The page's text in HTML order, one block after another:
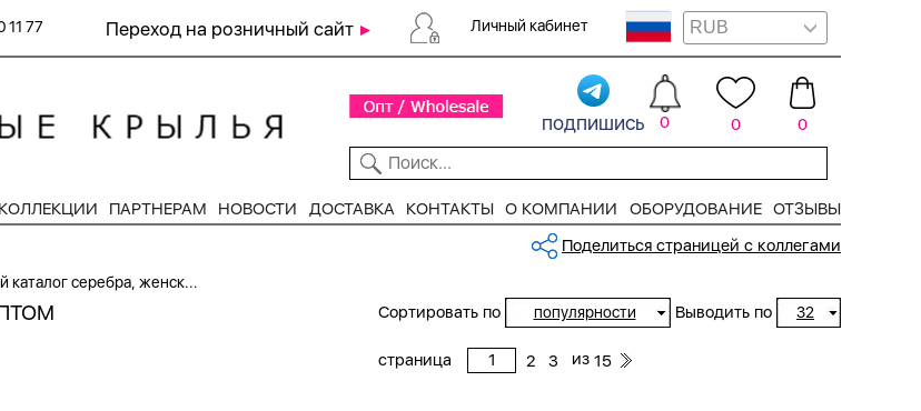
11 77 Переход на розничный сайт Личный кабинет
подпишись 0 0 0
КОЛЛЕКЦИИ ПАРТНЕРАМ НОВОСТИ ДОСТАВКА КОНТАКТЫ О КОМПАНИИ ОБОРУДОВАНИЕ ОТЗЫВЫ
Поделиться страницей с коллегами
каталог серебра, женск...
Сортировать по популярности Выводить по 32
страница 2 3 из 15